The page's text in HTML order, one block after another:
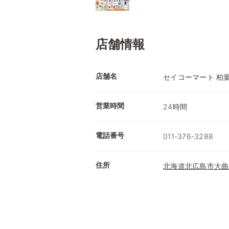
店舗情報
店舗名 セイコーマート 柏
営業時間 24時間
電話番号 011-376-3288
住所 北海道北広島市大